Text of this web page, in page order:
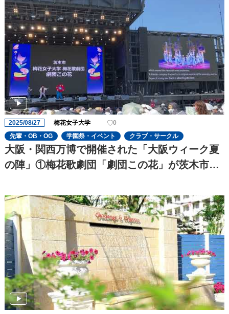
2025/08/27 梅花女子大学
0
先輩・OB・OG
学園祭・イベント クラブ・サークル
大阪・関西万博で開催された「大阪ウィーク夏
の陣」①梅花歌劇団「劇団この花」が茨木市代